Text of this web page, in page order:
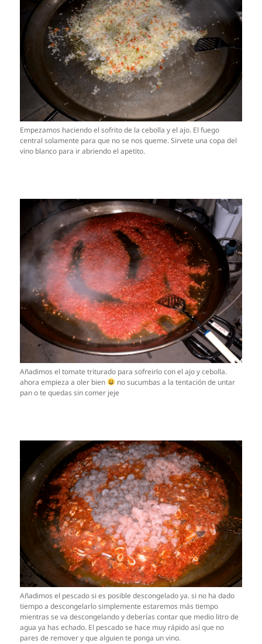
Empezamos haciendo el sofrito de la cebolla y el ajo. El fuego
central solamente para que no se nos queme. Sirvete una copa del
vino blanco para ir abriendo el apetito.
Añadimos el tomate triturado para sofreirlo con el ajo y cebolla.
ahora empieza a oler bien
no sucumbas a la tentación de untar
pan o te quedas sin comer jeje
Añadimos el pescado si es posible descongelado ya. si no ha dado
tiempo a descongelarlo simplemente estaremos más tiempo
mientras se va descongelando y deberías contar que medio litro de
agua ya has echado. El pescado se hace muy rápido así que no
pares de remover y que alguien te ponga un vino.